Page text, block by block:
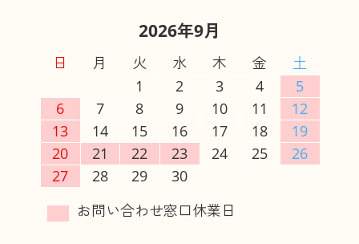
2026年9月
日 月 火 水 木 金
土
1
2 3 4
5
6
7 8 9 10 11
12
13
14 15 16 17 18
19
20
21 22 23 24 25
26
27
28 29 30